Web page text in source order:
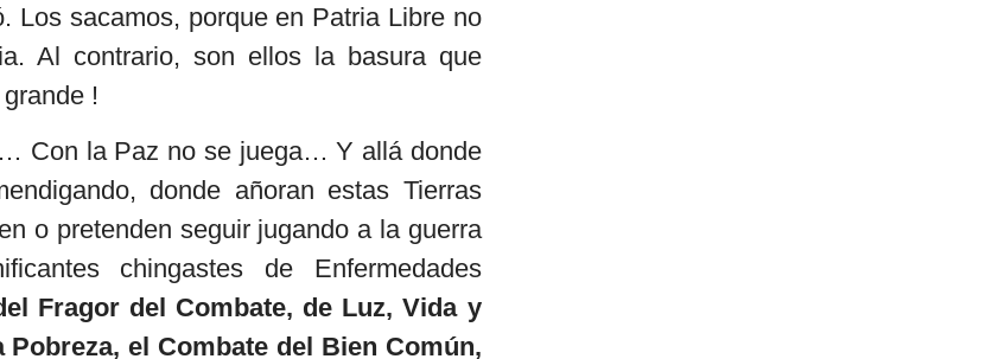
Los sacamos, porque en Patria Libre no
Al contrario, son ellos la basura que
!
Con la Paz no se juega… Y allá donde
donde añoran estas Tierras
o pretenden seguir jugando a la guerra
chingastes de Enfermedades
Fragor del Combate, de Luz, Vida y
el Combate del Bien Común,